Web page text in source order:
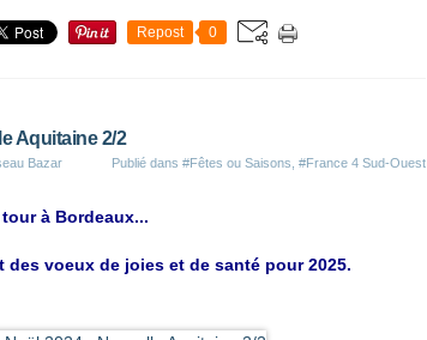
Repost 0
Aquitaine 2/2
Bazar Publié dans #Fêtes ou Saisons #France 4 Sud-Ouest
à Bordeaux...
voeux de joies et de santé pour 2025.